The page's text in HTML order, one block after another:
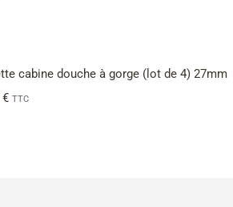
cabine douche à gorge (lot de 4) 27mm
€ TTC